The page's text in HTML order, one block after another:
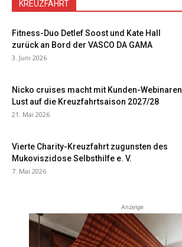
KREUZFAHRT
Fitness-Duo Detlef Soost und Kate Hall
zurück an Bord der VASCO DA GAMA
3. Juni 2026
Nicko cruises macht mit Kunden-Webinaren
Lust auf die Kreuzfahrtsaison 2027/28
21. Mai 2026
Vierte Charity-Kreuzfahrt zugunsten des
Mukoviszidose Selbsthilfe e. V.
7. Mai 2026
Anzeige